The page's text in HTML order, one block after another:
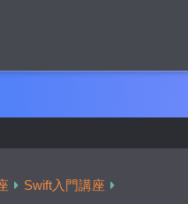
Swift入門講座